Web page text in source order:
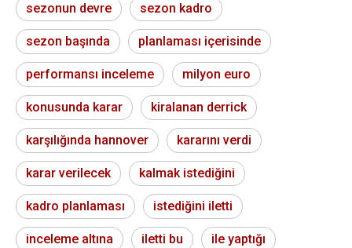
sezonun devre sezon kadro
sezon başında planlaması içerisinde
performansı inceleme milyon euro
konusunda karar kiralanan derrick
karşılığında hannover kararını verdi
karar verilecek kalmak istediğini
kadro planlaması istediğini iletti
inceleme altına iletti bu ile yaptığı